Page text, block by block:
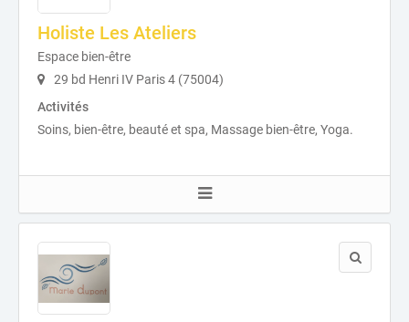
Holiste Les Ateliers
Espace bien-être
29 bd Henri IV Paris 4 (75004)
Activités
Soins, bien-être, beauté et spa, Massage bien-être, Yoga.